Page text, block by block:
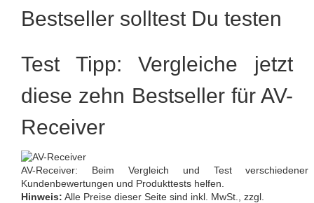
Bestseller solltest Du testen
Test Tipp: Vergleiche jetzt
diese zehn Bestseller für AV-
Receiver
AV-Receiver: Beim Vergleich und Test
Kundenbewertungen und Produkttests helfen.
Hinweis: Alle Preise dieser Seite sind inkl. MwSt., zzgl.